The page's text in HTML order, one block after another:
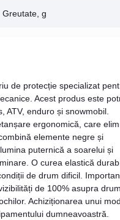
Greutate, g
de protecție specializat
Acest produs este
ATV, enduro și snowmobil.
ergonomică, care
elemente negre și
puternică a soarelui și
O curea elastică
de drum dificil.
de 100% asupra
Achiziționarea unui
dumneavoastră.